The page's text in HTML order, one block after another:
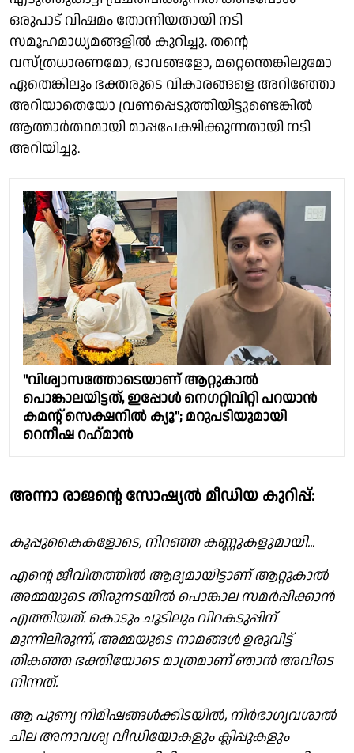
ഒരുപാട് വിഷമം തോന്നിയതായി നടി
സമൂഹമാധ്യമങ്ങളിൽ കുറിച്ചു. തന്റെ
വസ്ത്രധാരണമോ, ഭാവങ്ങളോ, മറ്റെന്തെങ്കിലുമോ
ഏതെങ്കിലും ഭക്തരുടെ വികാരങ്ങളെ അറിഞ്ഞോ
അറിയാതെയോ വ്രണപ്പെടുത്തിയിട്ടുണ്ടെങ്കിൽ
ആത്മാർത്ഥമായി മാപ്പപേക്ഷിക്കുന്നതായി നടി
അറിയിച്ചു.
"വിശ്വാസത്തോടെയാണ് ആറ്റുകാൽ
പൊങ്കാലയിട്ടത്, ഇപ്പോൾ നെഗറ്റിവിറ്റി പറയാൻ
കമന്റ് സെക്ഷനിൽ ക്യൂ"; മറുപടിയുമായി
റെനീഷ റഹ്‌മാൻ
അന്നാ രാജന്റെ സോഷ്യൽ മീഡിയ കുറിപ്പ്:
കൂപ്പുകൈകളോടെ, നിറഞ്ഞ കണ്ണുകളുമായി...
എന്റെ ജീവിതത്തിൽ ആദ്യമായിട്ടാണ് ആറ്റുകാൽ
അമ്മയുടെ തിരുനടയിൽ പൊങ്കാല സമർപ്പിക്കാൻ
എത്തിയത്. കൊടും ചൂടിലും വിറകടുപ്പിന്
മുന്നിലിരുന്ന്, അമ്മയുടെ നാമങ്ങൾ ഉരുവിട്ട്
തികഞ്ഞ ഭക്തിയോടെ മാത്രമാണ് ഞാൻ അവിടെ
നിന്നത്.
ആ പുണ്യ നിമിഷങ്ങൾക്കിടയിൽ, നിർഭാഗ്യവശാൽ
ചില അനാവശ്യ വീഡിയോകളും ക്ലിപ്പുകളും